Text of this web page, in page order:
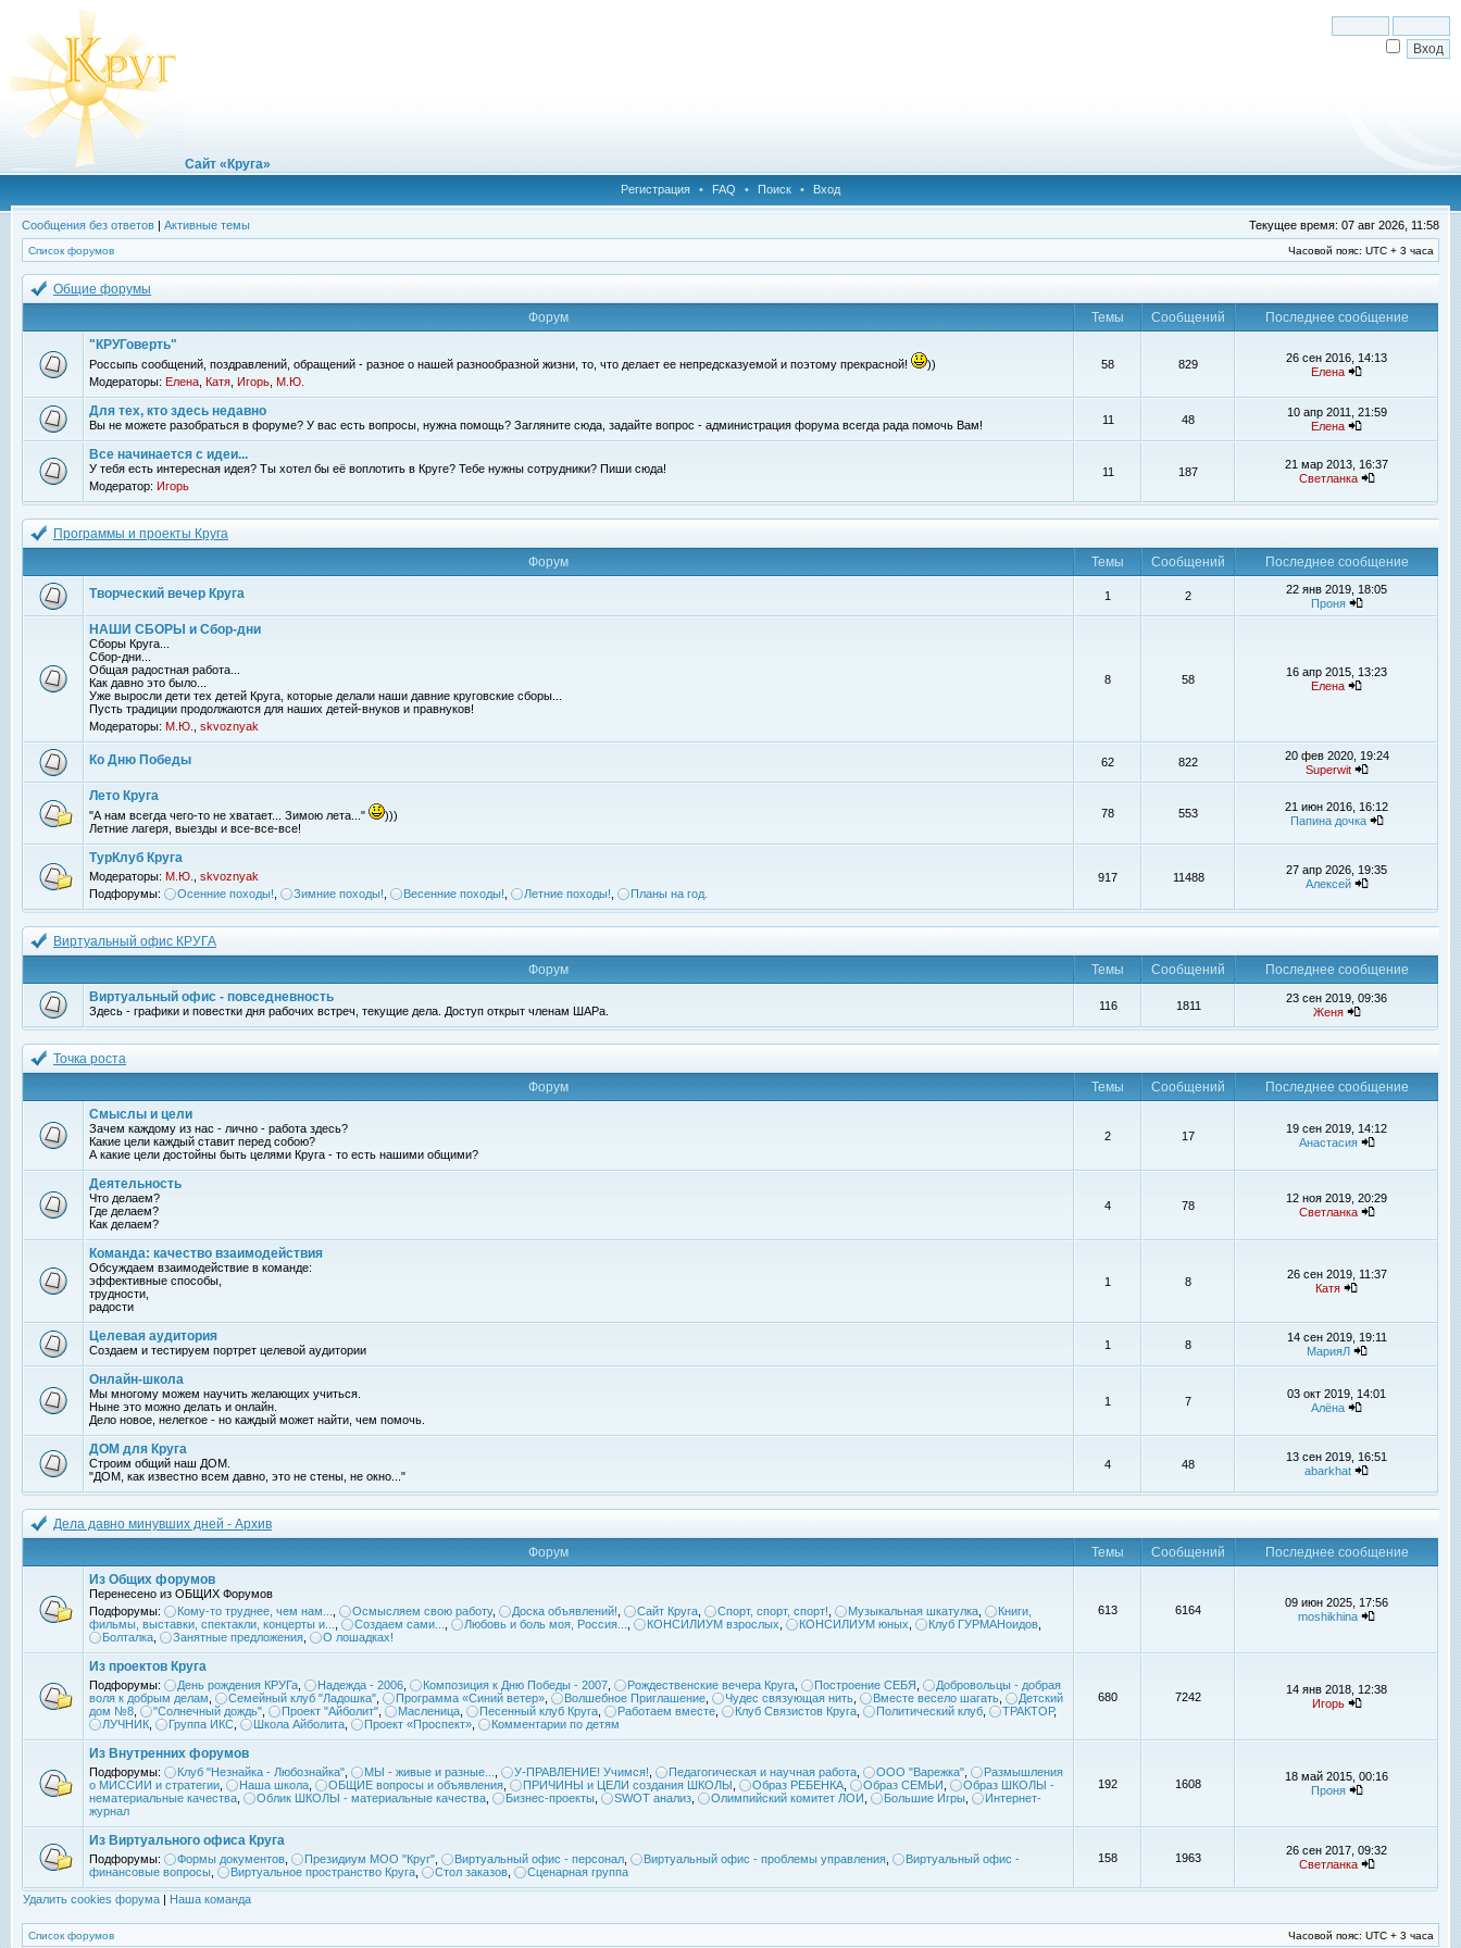
Сайт «Круга»
Регистрация • FAQ • Поиск • Вход
Сообщения без ответов | Активные темы Текущее время: 07 авг 2026, 11:58
Список форумов Часовой пояс: UTC + 3 часа
Общие форумы
Форум
Темы Сообщений
Последнее сообщение
"КРУГоверть"
Россыпь сообщений, поздравлений, обращений - разное о нашей разнообразной жизни, то, что делает ее непредсказуемой и поэтому прекрасной!
))
Модераторы: Елена Катя Игорь М.Ю.
58 829
26 сен 2016, 14:13
Елена
Для тех, кто здесь недавно
Вы не можете разобраться в форуме? У вас есть вопросы, нужна помощь? Загляните сюда, задайте вопрос - администрация форума всегда рада помочь Вам! 11 48
10 апр 2011, 21:59
Елена
Все начинается с идеи...
У тебя есть интересная идея? Ты хотел бы её воплотить в Круге? Тебе нужны сотрудники? Пиши сюда!
Модератор: Игорь
11 187
21 мар 2013, 16:37
Светланка
Программы и проекты Круга
Форум
Темы Сообщений Последнее сообщение
Творческий вечер Круга 1 2
22 янв 2019, 18:05
Проня
НАШИ СБОРЫ и Сбор-дни
Сборы Круга...
Сбор-дни...
Общая радостная работа...
Как давно это было...
Уже выросли дети тех детей Круга, которые делали наши давние круговские сборы...
Пусть традиции продолжаются для наших детей-внуков и правнуков!
Модераторы: М.Ю. skvoznyak
8 58
16 апр 2015, 13:23
Елена
Ко Дню Победы 62 822
20 фев 2020, 19:24
Superwit
Лето Круга
"А нам всегда чего-то не хватает... Зимою лета..."
)))
Летние лагеря, выезды и все-все-все!
78 553
21 июн 2016, 16:12
Папина дочка
ТурКлуб Круга
Модераторы: М.Ю.
skvoznyak
Подфорумы:
Осенние походы! Зимние походы! Весенние походы! Летние походы! Планы на год.
917 11488
27 апр 2026, 19:35
Алексей
Виртуальный офис КРУГА
Форум
Темы Сообщений
Последнее сообщение
Виртуальный офис - повседневность
Здесь - графики и повестки дня рабочих встреч, текущие дела. Доступ открыт членам ШАРа. 116 1811
23 сен 2019, 09:36
Женя
Точка роста
Форум
Темы Сообщений
Последнее сообщение
Смыслы и цели
Зачем каждому из нас - лично - работа здесь?
Какие цели каждый ставит перед собою?
А какие цели достойны быть целями Круга - то есть нашими общими?
2 17
19 сен 2019, 14:12
Анастасия
Деятельность
Что делаем?
Где делаем?
Как делаем?
4 78
12 ноя 2019, 20:29
Светланка
Команда: качество взаимодействия
Обсуждаем взаимодействие в команде:
эффективные способы,
трудности,
радости
1 8
26 сен 2019, 11:37
Катя
Целевая аудитория
Создаем и тестируем портрет целевой аудитории 1 8
14 сен 2019, 19:11
МарияЛ
Онлайн-школа
Мы многому можем научить желающих учиться.
Ныне это можно делать и онлайн.
Дело новое, нелегкое - но каждый может найти, чем помочь.
1 7
03 окт 2019, 14:01
Алёна
ДОМ для Круга
Строим общий наш ДОМ.
"ДОМ, как известно всем давно, это не стены, не окно..."
4 48
13 сен 2019, 16:51
abarkhat
Дела давно минувших дней - Архив
Форум
Темы Сообщений
Последнее сообщение
Из Общих форумов
Перенесено из ОБЩИХ Форумов
Подфорумы:
Кому-то труднее, чем нам... Осмысляем свою работу, Доска объявлений! Сайт Круга Спорт, спорт, спорт! Музыкальная шкатулка
Книги,
фильмы, выставки, спектакли, концерты и...
Создаем сами... Любовь и боль моя, Россия... КОНСИЛИУМ взрослых КОНСИЛИУМ юных Клуб ГУРМАНоидов
Болталка
Занятные предложения О лошадках!
613 6164
09 июн 2025, 17:56
moshikhina
Из проектов Круга
Подфорумы: День рождения КРУГа Надежда - 2006 Композиция к Дню Победы - 2007 Рождественские вечера Круга Построение СЕБЯ
Добровольцы - добрая
воля к добрым делам
Семейный клуб "Ладошка" Программа «Синий ветер» Волшебное Приглашение Чудес связующая нить Вместе весело шагать
Детский
дом №8
"Солнечный дождь" Проект "Айболит" Масленица Песенный клуб Круга Работаем вместе Клуб Связистов Круга Политический клуб ТРАКТОР,
ЛУЧНИК
Группа ИКС Школа Айболита Проект «Проспект» Комментарии по детям
680 7242
14 янв 2018, 12:38
Игорь
Из Внутренних форумов
Подфорумы: Клуб "Незнайка - Любознайка" МЫ - живые и разные... У-ПРАВЛЕНИЕ! Учимся! Педагогическая и научная работа ООО "Варежка"
Размышления
о МИССИИ и стратегии
Наша школа ОБЩИЕ вопросы и объявления ПРИЧИНЫ и ЦЕЛИ создания ШКОЛЫ Образ РЕБЕНКА Образ СЕМЬИ
Образ ШКОЛЫ -
нематериальные качества
Облик ШКОЛЫ - материальные качества Бизнес-проекты SWOT анализ Олимпийский комитет ЛОИ Большие Игры
Интернет-
журнал
192 1608
18 май 2015, 00:16
Проня
Из Виртуального офиса Круга
Подфорумы: Формы документов Президиум МОО "Круг" Виртуальный офис - персонал Виртуальный офис - проблемы управления
Виртуальный офис -
финансовые вопросы
Виртуальное пространство Круга Стол заказов Сценарная группа
158 1963
26 сен 2017, 09:32
Светланка
Удалить cookies форума | Наша команда
Список форумов Часовой пояс: UTC + 3 часа